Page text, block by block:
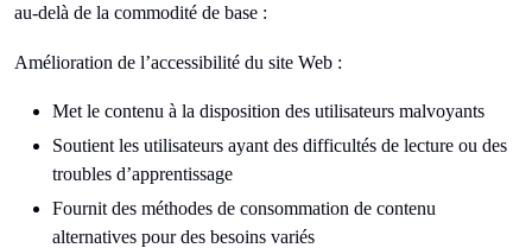
au-delà de la commodité de base :
Amélioration de l’accessibilité du site Web :
Met le contenu à la disposition des utilisateurs malvoyants
Soutient les utilisateurs ayant des difficultés de lecture ou des
troubles d’apprentissage
Fournit des méthodes de consommation de contenu
alternatives pour des besoins variés